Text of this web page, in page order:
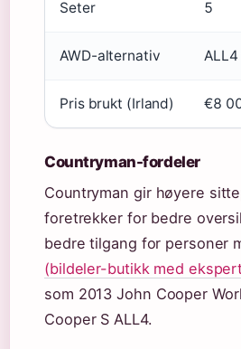
Seter 5
AWD-alternativ
Pris brukt (Irland) €8
Countryman-fordeler
Countryman gir høyere
foretrekker for bedre
bedre tilgang for personer
(bildeler-butikk med
som 2013 John Cooper
Cooper S ALL4.